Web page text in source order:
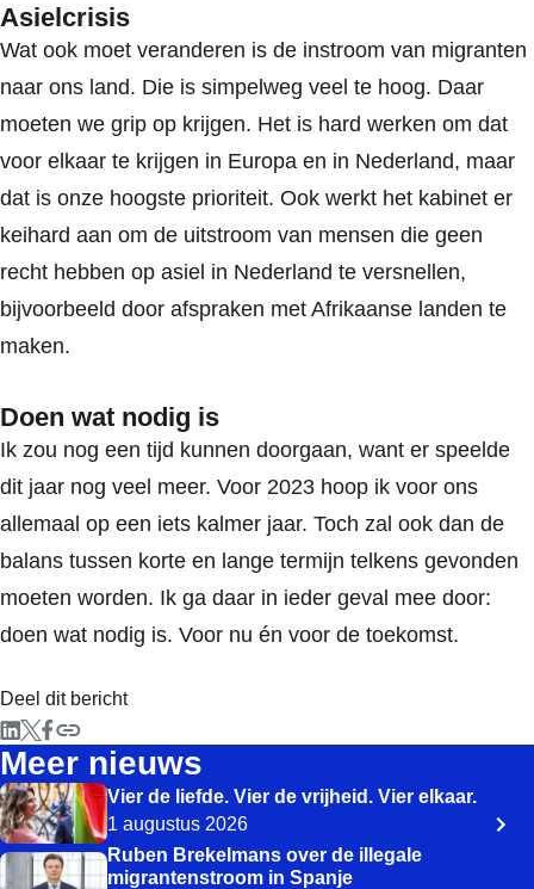
Asielcrisis
Wat ook moet veranderen is de instroom van migranten
naar ons land. Die is simpelweg veel te hoog. Daar
moeten we grip op krijgen. Het is hard werken om dat
voor elkaar te krijgen in Europa en in Nederland, maar
dat is onze hoogste prioriteit. Ook werkt het kabinet er
keihard aan om de uitstroom van mensen die geen
recht hebben op asiel in Nederland te versnellen,
bijvoorbeeld door afspraken met Afrikaanse landen te
maken.
Doen wat nodig is
Ik zou nog een tijd kunnen doorgaan, want er speelde
dit jaar nog veel meer. Voor 2023 hoop ik voor ons
allemaal op een iets kalmer jaar. Toch zal ook dan de
balans tussen korte en lange termijn telkens gevonden
moeten worden. Ik ga daar in ieder geval mee door:
doen wat nodig is. Voor nu én voor de toekomst.
Deel dit bericht
Meer nieuws
Vier de liefde. Vier de vrijheid. Vier elkaar.
1 augustus 2026
Ruben Brekelmans over de illegale
migrantenstroom in Spanje